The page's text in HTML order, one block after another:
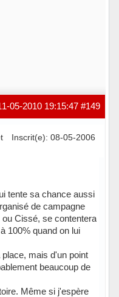
#149
05-2010 19:15:47
Inscrit(e): 08-05-2006
tente sa chance aussi
de campagne
Cissé, se contentera
100% quand on lui
mais d'un point
beaucoup de
Même si j'espère